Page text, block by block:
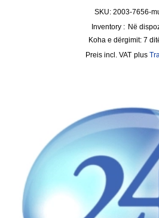
SKU: 2003-7656-
Inventory : Në
Koha e dërgimit: 7
incl. VAT plus